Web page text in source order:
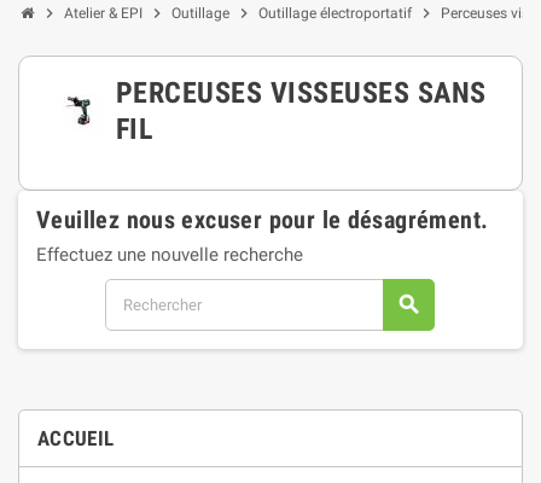
chevron_right Atelier & EPI chevron_right Outillage chevron_right Outillage électroportatif chevron_right Perceuses
ACCUEIL
PERCEUSES VISSEUSES SANS
FIL
Veuillez nous excuser pour le désagrément.
Effectuez une nouvelle recherche
search